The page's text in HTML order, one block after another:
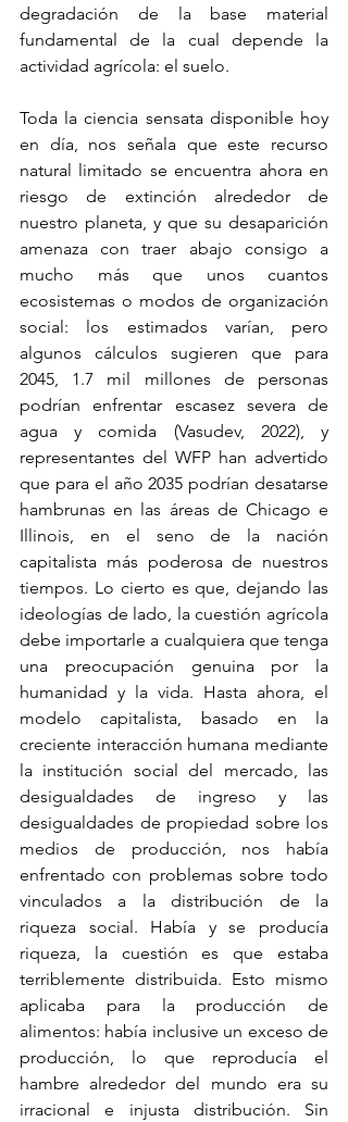
degradación de la base material
fundamental de la cual depende la
actividad agrícola: el suelo.
Toda la ciencia sensata disponible hoy
en día, nos señala que este recurso
natural limitado se encuentra ahora en
riesgo de extinción alrededor de
nuestro planeta, y que su desaparición
amenaza con traer abajo consigo a
mucho más que unos cuantos
ecosistemas o modos de organización
social: los estimados varían, pero
algunos cálculos sugieren que para
2045, 1.7 mil millones de personas
podrían enfrentar escasez severa de
agua y comida (Vasudev, 2022), y
representantes del WFP han advertido
que para el año 2035 podrían desatarse
hambrunas en las áreas de Chicago e
Illinois, en el seno de la nación
capitalista más poderosa de nuestros
tiempos. Lo cierto es que, dejando las
ideologías de lado, la cuestión agrícola
debe importarle a cualquiera que tenga
una preocupación genuina por la
humanidad y la vida. Hasta ahora, el
modelo capitalista, basado en la
creciente interacción humana mediante
la institución social del mercado, las
desigualdades de ingreso y las
desigualdades de propiedad sobre los
medios de producción, nos había
enfrentado con problemas sobre todo
vinculados a la distribución de la
riqueza social. Había y se producía
riqueza, la cuestión es que estaba
terriblemente distribuida. Esto mismo
aplicaba para la producción de
alimentos: había inclusive un exceso de
producción, lo que reproducía el
hambre alrededor del mundo era su
irracional e injusta distribución. Sin